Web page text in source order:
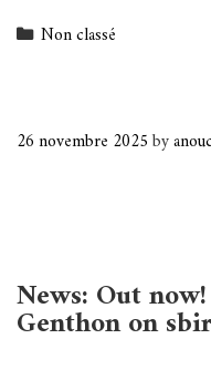
Categories
Non classé
26 novembre 2025by
News: Out
Genthon on